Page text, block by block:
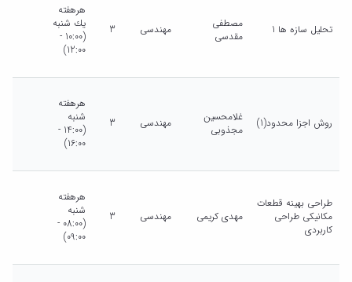
تحلیل سازه ها 1
مصطفی
مقدسی
مهندسی 3
هرهفته
يك شنبه
(10:00 -
12:00)
روش اجزا محدود(1)
غلامحسین
مجذوبی
مهندسی 3
هرهفته
شنبه
(14:00 -
16:00)
طراحی بهینه قطعات
مکانیکی طراحی
کاربردی
مهدی کریمی مهندسی 3
هرهفته
شنبه
(08:00 -
09:00)